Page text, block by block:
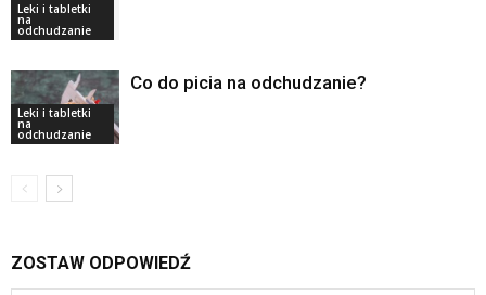
Leki i tabletki
na
odchudzanie
Leki i tabletki
na
odchudzanie
Co do picia na odchudzanie?
ZOSTAW ODPOWIEDŹ